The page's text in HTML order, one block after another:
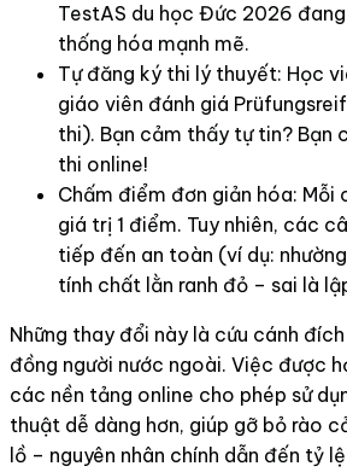
TestAS du học Đức 2026
thống hóa mạnh mẽ.
Tự đăng ký thi lý thuyết: Học
giáo viên đánh giá
thi). Bạn cảm thấy tự tin? Bạn
thi online!
Chấm điểm đơn giản hóa: Mỗi
giá trị 1 điểm. Tuy nhiên, các
tiếp đến an toàn (ví dụ:
tính chất lằn ranh đỏ – sai là
Những thay đổi này là cứu cánh
đồng người nước ngoài. Việc được
các nền tảng online cho phép sử
thuật dễ dàng hơn, giúp gỡ bỏ rào
lồ – nguyên nhân chính dẫn đến tỷ